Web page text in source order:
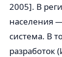
2005]. В
населения
система. В
разработок